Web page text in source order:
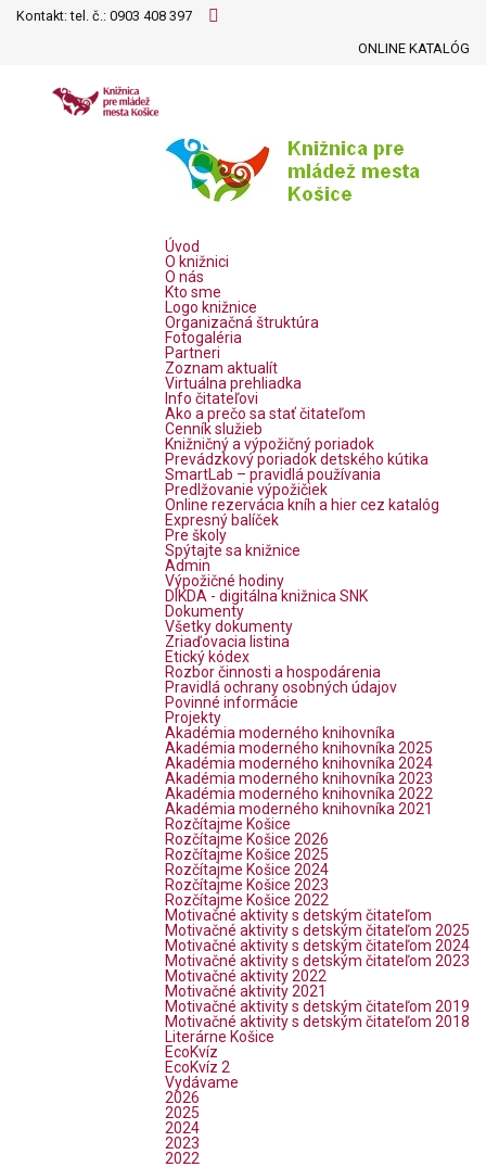
Kontakt: tel. č.: 0903 408 397
ONLINE KATALÓG
Úvod
O knižnici
O nás
Kto sme
Logo knižnice
Organizačná štruktúra
Fotogaléria
Partneri
Zoznam aktualít
Virtuálna prehliadka
Info čitateľovi
Ako a prečo sa stať čitateľom
Cenník služieb
Knižničný a výpožičný poriadok
Prevádzkový poriadok detského kútika
SmartLab – pravidlá používania
Predlžovanie výpožičiek
Online rezervácia kníh a hier cez katalóg
Expresný balíček
Pre školy
Spýtajte sa knižnice
Admin
Výpožičné hodiny
DIKDA - digitálna knižnica SNK
Dokumenty
Všetky dokumenty
Zriaďovacia listina
Etický kódex
Rozbor činnosti a hospodárenia
Pravidlá ochrany osobných údajov
Povinné informácie
Projekty
Akadémia moderného knihovníka
Akadémia moderného knihovníka 2025
Akadémia moderného knihovníka 2024
Akadémia moderného knihovníka 2023
Akadémia moderného knihovníka 2022
Akadémia moderného knihovníka 2021
Rozčítajme Košice
Rozčítajme Košice 2026
Rozčítajme Košice 2025
Rozčítajme Košice 2024
Rozčítajme Košice 2023
Rozčítajme Košice 2022
Motivačné aktivity s detským čitateľom
Motivačné aktivity s detským čitateľom 2025
Motivačné aktivity s detským čitateľom 2024
Motivačné aktivity s detským čitateľom 2023
Motivačné aktivity 2022
Motivačné aktivity 2021
Motivačné aktivity s detským čitateľom 2019
Motivačné aktivity s detským čitateľom 2018
Literárne Košice
EcoKvíz
EcoKvíz 2
Vydávame
2026
2025
2024
2023
2022